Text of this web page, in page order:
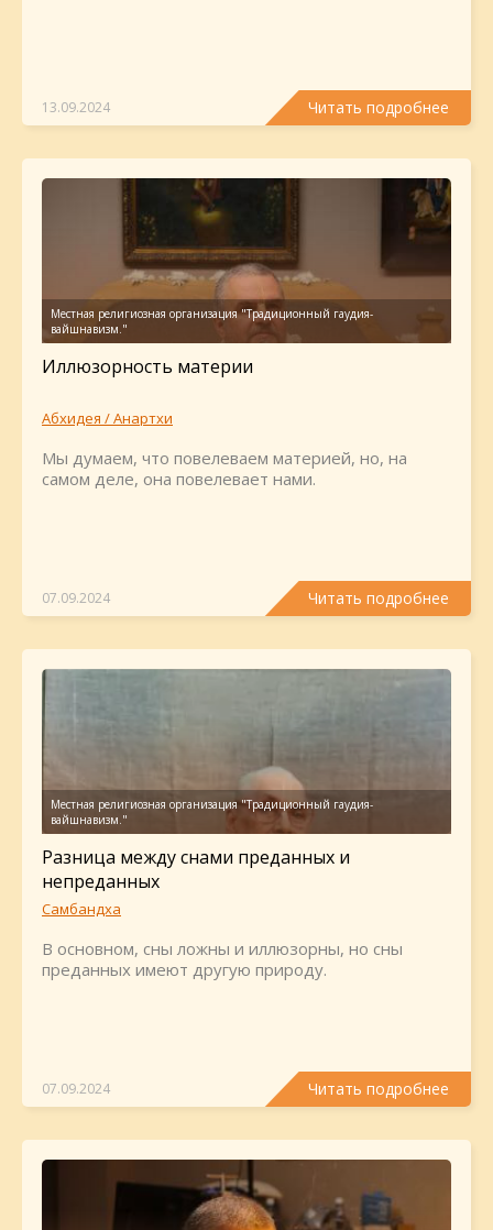
13.09.2024 Читать подробнее
Иллюзорность материи
Абхидея / Анартхи
Мы думаем, что повелеваем материей, но, на
самом деле, она повелевает нами.
07.09.2024 Читать подробнее
Разница между снами преданных и
непреданных
Самбандха
В основном, сны ложны и иллюзорны, но сны
преданных имеют другую природу.
07.09.2024 Читать подробнее